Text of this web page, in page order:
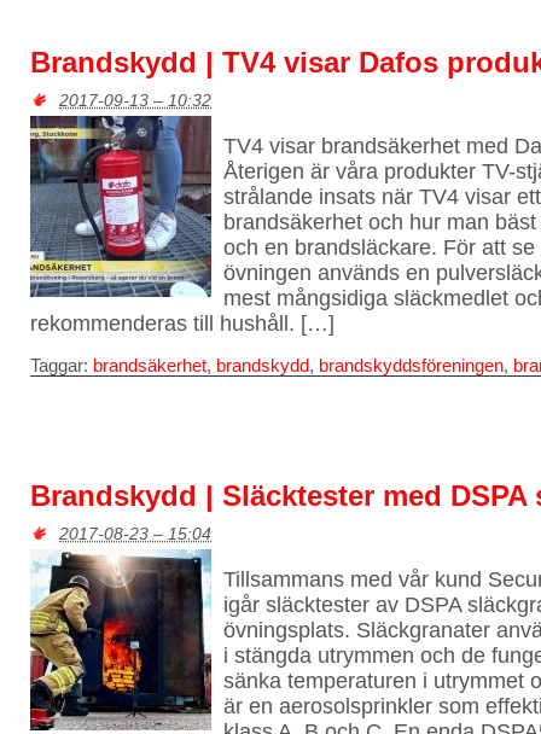
Brandskydd | TV4 visar Dafos
2017-09-13 – 10:32
TV4 visar brandsäkerhet med
Återigen är våra produkter TV-
strålande insats när TV4 visar
brandsäkerhet och hur man
och en brandsläckare. För att
övningen används en
mest mångsidiga släckmedlet
rekommenderas till hushåll. […]
Taggar: brandsäkerhet, brandskydd, brandskyddsföreningen,
Brandskydd | Släcktester med DSPA
2017-08-23 – 15:04
Tillsammans med vår kund
igår släcktester av DSPA
övningsplats. Släckgranater
i stängda utrymmen och de
sänka temperaturen i utrymmet
är en aerosolsprinkler som